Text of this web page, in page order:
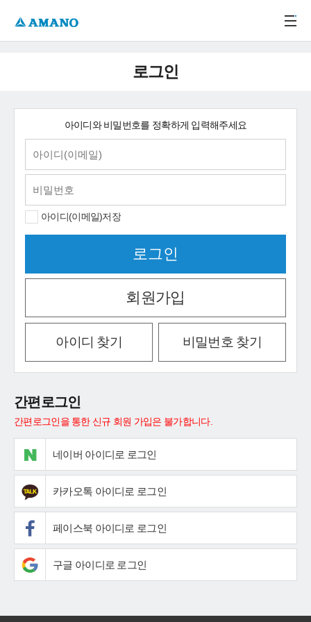
로그인
아이디와 비밀번호를 정확하게 입력해주세요
아이디(이메일)저장
회원가입
아이디 찾기 비밀번호 찾기
간편로그인
간편로그인을 통한 신규 회원 가입은 불가합니다.
네이버 아이디로 로그인
카카오톡 아이디로 로그인
페이스북 아이디로 로그인
구글 아이디로 로그인